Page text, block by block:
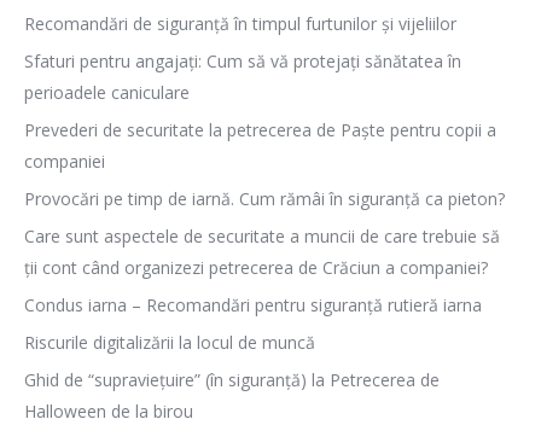
Recomandări de siguranță în timpul furtunilor și vijeliilor
Sfaturi pentru angajați: Cum să vă protejați sănătatea în
perioadele caniculare
Prevederi de securitate la petrecerea de Paște pentru copii a
companiei
Provocări pe timp de iarnă. Cum rămâi în siguranță ca pieton?
Care sunt aspectele de securitate a muncii de care trebuie să
ții cont când organizezi petrecerea de Crăciun a companiei?
Condus iarna – Recomandări pentru siguranță rutieră iarna
Riscurile digitalizării la locul de muncă
Ghid de “supraviețuire” (în siguranță) la Petrecerea de
Halloween de la birou